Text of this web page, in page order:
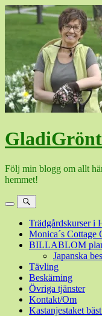
Hoppa
GladiGrönt
Följ min blogg om allt
hemmet!
MenySök
Trädgårdskurser i
Monica´s Cottage
BILLABLOM
Japanska
Tävling
Beskärning
Övriga tjänster
Kontakt/Om
Kastanjestaket